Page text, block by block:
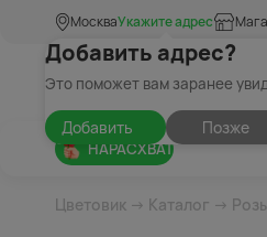
МоскваУкажите адрес
Добавить адрес?
Это поможет вам заранее
Добавить Позже
НАРАСХВАТ
Цветовик → Каталог →